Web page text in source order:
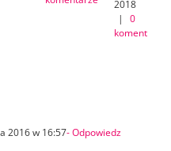
2018
|
0
komentarzy
2016 w 16:57- Odpowiedz